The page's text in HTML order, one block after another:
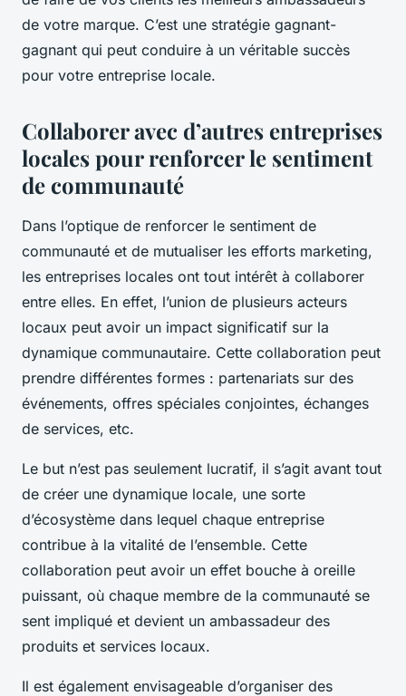
de votre marque. C’est une stratégie gagnant-
gagnant qui peut conduire à un véritable succès
pour votre entreprise locale.
Collaborer avec d’autres entreprises
locales pour renforcer le sentiment
de communauté
Dans l’optique de renforcer le sentiment de
communauté et de mutualiser les efforts marketing,
les entreprises locales ont tout intérêt à collaborer
entre elles. En effet, l’union de plusieurs acteurs
locaux peut avoir un impact significatif sur la
dynamique communautaire. Cette collaboration peut
prendre différentes formes : partenariats sur des
événements, offres spéciales conjointes, échanges
de services, etc.
Le but n’est pas seulement lucratif, il s’agit avant tout
de créer une dynamique locale, une sorte
d’écosystème dans lequel chaque entreprise
contribue à la vitalité de l’ensemble. Cette
collaboration peut avoir un effet bouche à oreille
puissant, où chaque membre de la communauté se
sent impliqué et devient un ambassadeur des
produits et services locaux.
Il est également envisageable d’organiser des